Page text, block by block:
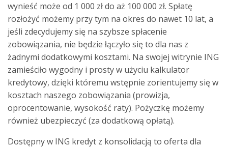
wynieść może od 1 000 zł do aż 100 000 zł. Spłatę
rozłożyć możemy przy tym na okres do nawet 10 lat, a
jeśli zdecydujemy się na szybsze spłacenie
zobowiązania, nie będzie łączyło się to dla nas z
żadnymi dodatkowymi kosztami. Na swojej witrynie ING
zamieściło wygodny i prosty w użyciu kalkulator
kredytowy, dzięki któremu wstępnie zorientujemy się w
kosztach naszego zobowiązania (prowizja,
oprocentowanie, wysokość raty). Pożyczkę możemy
również ubezpieczyć (za dodatkową opłatą).
Dostępny w ING kredyt z konsolidacją to oferta dla